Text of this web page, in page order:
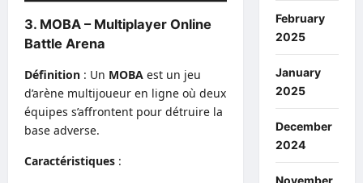
3. MOBA – Multiplayer Online
Battle Arena
Définition : Un MOBA est un jeu
d’arène multijoueur en ligne où deux
équipes s’affrontent pour détruire la
base adverse.
Caractéristiques :
February
2025
January
2025
December
2024
November